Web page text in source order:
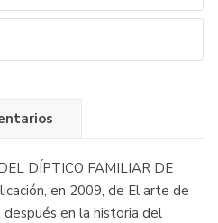
DÍPTICO FAMILIAR DE
en 2009, de El arte de
en la historia del